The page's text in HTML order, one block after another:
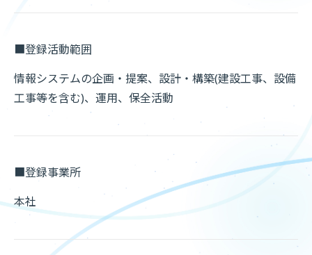
■登録活動範囲
情報システムの企画・提案、設計・構築(建設工事、設備
工事等を含む)、運用、保全活動
■登録事業所
本社